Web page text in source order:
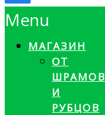
Menu
МАГАЗИН
ОТ
ШРАМОВ
И
РУБЦОВ